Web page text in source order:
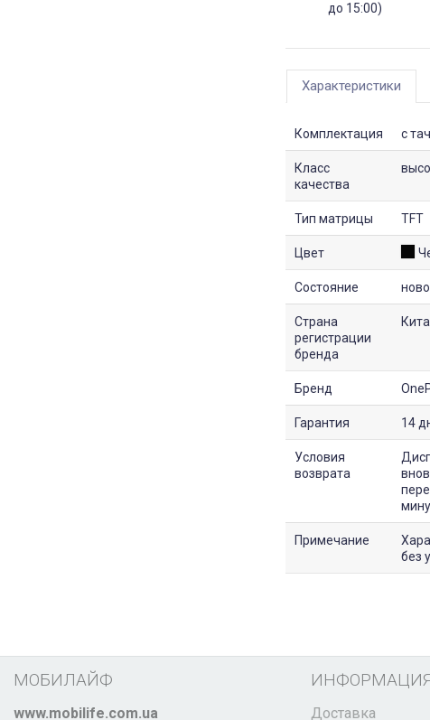
до 15:00)
Характеристики
Комплектация с
Класс
качества
Тип матрицы TFT
Цвет
Состояние
Страна
регистрации
бренда
Бренд
Гарантия 14
Условия
возврата
Примечание
без
МОБИЛАЙФ
www.mobilife.com.ua Доставка